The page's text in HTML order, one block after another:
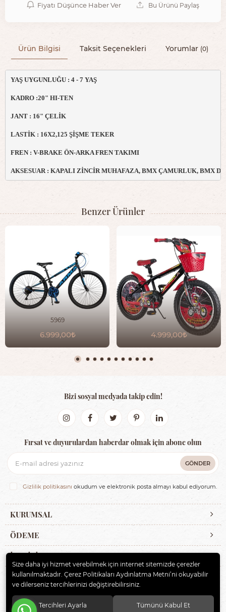
Fiyatı Düşünce Haber Ver Bu Ürünü Paylaş
Ürün Bilgisi Taksit Seçenekleri Yorumlar (0)
YAŞ UYGUNLUĞU : 4 - 7 YAŞ
KADRO :20" HI-TEN
JANT : 16" ÇELİK
LASTİK : 16X2,125 ŞİŞME TEKER
FREN : V-BRAKE ÖN-ARKA FREN TAKIMI
AKSESUAR : KAPALI ZİNCİR MUHAFAZA, BMX ÇAMURLUK, BMX
Benzer Ürünler
5969
6.999,00 4.999,00
KURUMSAL
ÖDEME
İLETİŞİM
Bizi sosyal medyada takip edin!
Fırsat ve duyurulardan haberdar olmak için abone olun
GÖNDER
Gizlilik politikasını okudum ve elektronik posta almayı kabul ediyorum.
© 2020ERBAYBEBE BİSİKLET VE ÇOCUK GEREÇLERİ
saklıdır.
Size daha iyi hizmet verebilmek için internet sitemizde çerezler
kullanılmaktadır. Çerez Politikaları Aydınlatma Metni’ni okuyabilir
ve dilerseniz tercihlerinizi değiştirebilirsiniz.
Tercihleri Ayarla Tümünü Kabul Et